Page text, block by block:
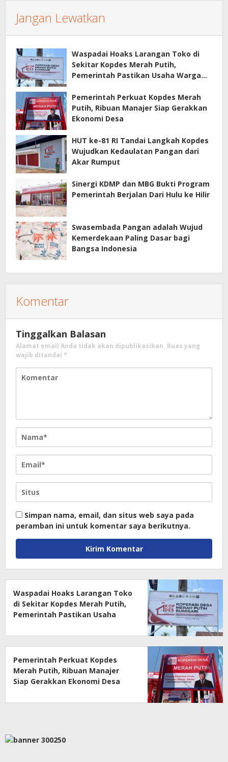
Jangan Lewatkan
Waspadai Hoaks Larangan Toko di
Sekitar Kopdes Merah Putih,
Pemerintah Pastikan Usaha Warga
Pemerintah Perkuat Kopdes Merah
Putih, Ribuan Manajer Siap Gerakkan
Ekonomi Desa
HUT ke-81 RI Tandai Langkah Kopdes
Wujudkan Kedaulatan Pangan dari
Akar Rumput
Sinergi KDMP dan MBG Bukti Program
Pemerintah Berjalan Dari Hulu ke Hilir
Swasembada Pangan adalah Wujud
Kemerdekaan Paling Dasar bagi
Bangsa Indonesia
Komentar
Tinggalkan Balasan
Alamat email Anda tidak akan dipublikasikan. Ruas yang
wajib ditandai *
Simpan nama, email, dan situs web saya pada
peramban ini untuk komentar saya berikutnya.
Waspadai Hoaks Larangan Toko
di Sekitar Kopdes Merah Putih,
Pemerintah Pastikan Usaha
Pemerintah Perkuat Kopdes
Merah Putih, Ribuan Manajer
Siap Gerakkan Ekonomi Desa